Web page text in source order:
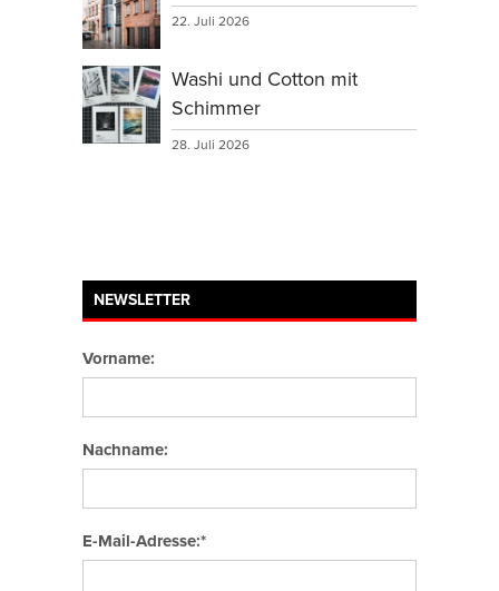
22. Juli 2026
Washi und Cotton mit
Schimmer
28. Juli 2026
NEWSLETTER
Vorname:
Nachname:
E-Mail-Adresse:*